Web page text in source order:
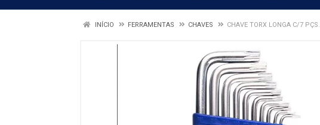
INÍCIO FERRAMENTAS CHAVES CHAVE TORX LONGA C/7